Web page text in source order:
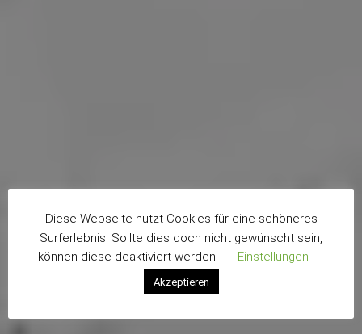
Diese Webseite nutzt Cookies für eine schöneres
Surferlebnis. Sollte dies doch nicht gewünscht sein,
können diese deaktiviert werden.
Einstellungen
Akzeptieren